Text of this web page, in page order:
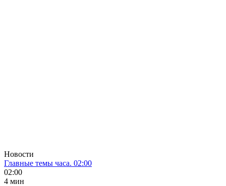
Новости
Главные темы часа. 02:00
02:00
4 мин